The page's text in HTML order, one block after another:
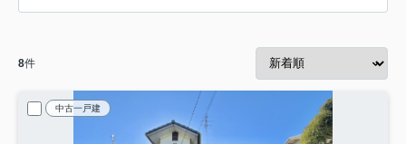
8件
中古一戸建